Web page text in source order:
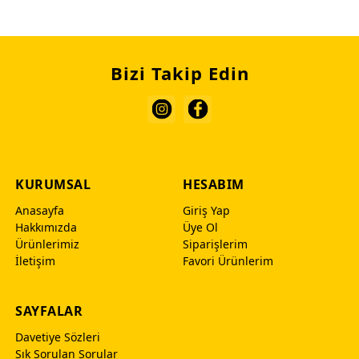
Bizi Takip Edin
KURUMSAL
Anasayfa
Hakkımızda
Ürünlerimiz
İletişim
HESABIM
Giriş Yap
Üye Ol
Siparişlerim
Favori Ürünlerim
SAYFALAR
Davetiye Sözleri
Sık Sorulan Sorular